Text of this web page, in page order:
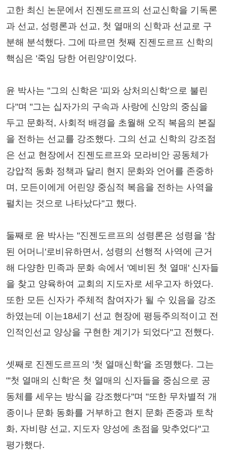
고한 최신 논문에서 진젠도르프의 선교신학을 기독론
과 선교, 성령론과 선교, 첫 열매의 신학과 선교로 구
분해 분석했다. 그에 따르면 첫째 진젠도르프 신학의
핵심은 '죽임 당한 어린양'이었다.
윤 박사는 "그의 신학은 '피와 상처의신학'으로 불린
다"며 "그는 십자가의 구속과 사랑에 신앙의 중심을
두고 문화적, 사회적 배경을 초월해 오직 복음의 본질
을 전하는 선교를 강조했다. 그의 선교 신학의 강조점
은 선교 현장에서 진젠도르프와 모라비안 공동체가
강압적 동화 정책과 달리 현지 문화와 언어를 존중하
며, 모든이에게 어린양 중심적 복음을 전하는 사역을
펼치는 것으로 나타났다"고 했다.
둘째로 윤 박사는 "진젠도르프의 성령론은 성령을 '참
된 어머니'로비유하면서, 성령의 선행적 사역에 근거
해 다양한 민족과 문화 속에서 '예비된 첫 열매' 신자들
을 찾고 양육하여 교회의 지도자로 세우고자 하였다.
또한 모든 신자가 주체적 참여자가 될 수 있음을 강조
하였는데 이는18세기 선교 현장에 평등주의적이고 전
인적인선교 양상을 구현한 계기가 되었다"고 전했다.
셋째로 진젠도르프의 '첫 열매신학'을 조명했다. 그는
"'첫 열매의 신학'은 첫 열매의 신자들을 중심으로 공
동체를 세우는 방식을 강조했다"며 "또한 무차별적 개
종이나 문화 동화를 거부하고 현지 문화 존중과 토착
화, 자비량 선교, 지도자 양성에 초점을 맞추었다"고
평가했다.